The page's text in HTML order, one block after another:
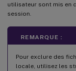
utilisateur sont mis en
session.
REMARQUE :
Pour exclure des
locale, utilisez les